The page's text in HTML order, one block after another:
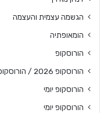
הגשמה עצמית והעצמה
הומאופתיה
הורוסקופ
הורוסקופ 2026 / הורוסקופ שנתי 2026
הורוסקופ יומי
הורוסקופ יומי